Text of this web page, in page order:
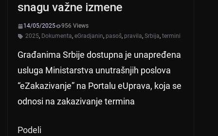
snagu važne izmene
14/05/2025
956 Views
2025, Dokumenta, eGradjanin, pasoš, pravila, Srbija, termini
Građanima Srbije dostupna je unapređena
usluga Ministarstva unutrašnjih poslova
“eZakazivanje” na Portalu eUprava, koja se
odnosi na zakazivanje termina
Podeli